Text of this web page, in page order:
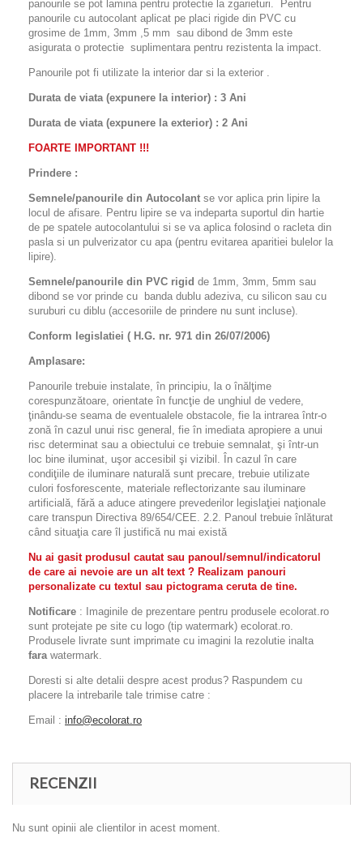
panourile se pot lamina pentru protectie la zgarieturi. Pentru
panourile cu autocolant aplicat pe placi rigide din PVC cu
grosime de 1mm, 3mm ,5 mm sau dibond de 3mm este
asigurata o protectie suplimentara pentru rezistenta la impact.
Panourile pot fi utilizate la interior dar si la exterior .
Durata de viata (expunere la interior) : 3 Ani
Durata de viata (expunere la exterior) : 2 Ani
FOARTE IMPORTANT !!!
Prindere :
Semnele/panourile din Autocolant se vor aplica prin lipire la
locul de afisare. Pentru lipire se va indeparta suportul din hartie
de pe spatele autocolantului si se va aplica folosind o racleta din
pasla si un pulverizator cu apa (pentru evitarea aparitiei bulelor la
lipire).
Semnele/panourile din PVC rigid de 1mm, 3mm, 5mm sau
dibond se vor prinde cu banda dublu adeziva, cu silicon sau cu
suruburi cu diblu (accesoriile de prindere nu sunt incluse).
Conform legislatiei ( H.G. nr. 971 din 26/07/2006)
Amplasare:
Panourile trebuie instalate, în principiu, la o înălţime
corespunzătoare, orientate în funcţie de unghiul de vedere,
ţinându-se seama de eventualele obstacole, fie la intrarea într-o
zonă în cazul unui risc general, fie în imediata apropiere a unui
risc determinat sau a obiectului ce trebuie semnalat, şi într-un
loc bine iluminat, uşor accesibil şi vizibil. În cazul în care
condiţiile de iluminare naturală sunt precare, trebuie utilizate
culori fosforescente, materiale reflectorizante sau iluminare
artificială, fără a aduce atingere prevederilor legislaţiei naţionale
care transpun Directiva 89/654/CEE. 2.2. Panoul trebuie înlăturat
când situaţia care îl justifică nu mai există
Nu ai gasit produsul cautat sau panoul/semnul/indicatorul
de care ai nevoie are un alt text ? Realizam panouri
personalizate cu textul sau pictograma ceruta de tine.
Notificare : Imaginile de prezentare pentru produsele ecolorat.ro
sunt protejate pe site cu logo (tip watermark) ecolorat.ro.
Produsele livrate sunt imprimate cu imagini la rezolutie inalta
fara watermark.
Doresti si alte detalii despre acest produs? Raspundem cu
placere la intrebarile tale trimise catre :
Email : info@ecolorat.ro
RECENZII
Nu sunt opinii ale clientilor in acest moment.